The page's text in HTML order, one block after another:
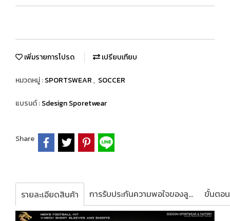
เพิ่มรายการโปรด เปรียบเทียบ
หมวดหมู่ :SPORTSWEAR, SOCCER
แบรนด์ :Sdesign Sporetwear
Share
รายละเอียดสินค้า การรับประกันความพอใจของลูกค้า